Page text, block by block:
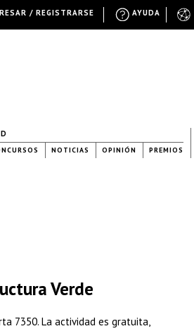
NOTICIAS OPINIÓN PREMIOS
Verde
7350. La actividad es gratuita,
AYUDA
/ REGISTRARSE